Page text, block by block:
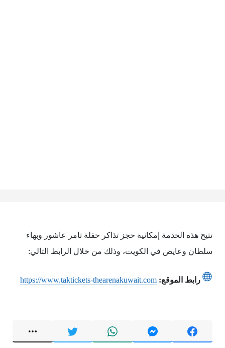
تتيح هذه الخدمة إمكانية حجز تذاكر حفلة تامر عاشور وبهاء
سلطان وعايض في الكويت، وذلك من خلال الرابط التالي:
رابط الموقع: https://www.taktickets-thearenakuwait.com